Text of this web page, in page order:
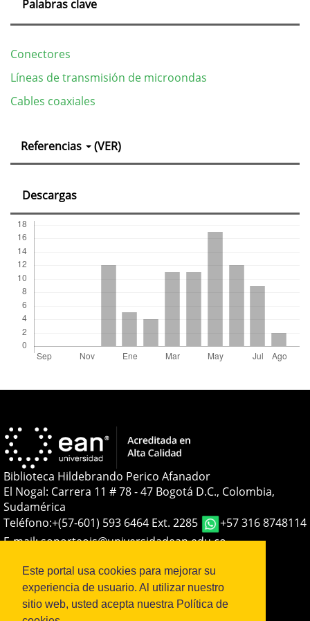
Este portal usa cookies para mejorar su
experiencia de usuario. Al utilizar nuestro
sitio web, usted acepta nuestra Política de
Palabras clave
Conectores
Líneas de transmisión de microondas
Cables coaxiales
Detalles
del
artículo
Referencias (VER)
Descargas
Biblioteca Hildebrando Perico Afanador
El Nogal: Carrera 11 # 78 - 47 Bogotá D.C., Colombia,
Sudamérica
Teléfono:+(57-601) 593 6464 Ext. 2285
+57 316 8748114
E-mail:soporteojs@universidadean.edu.co-
Sistema OJS - Metabiblioteca |